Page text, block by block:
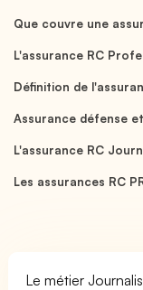
Que couvre une
L'assurance RC
Définition de
Assurance défense
L'assurance RC
Les assurances RC
Le métier